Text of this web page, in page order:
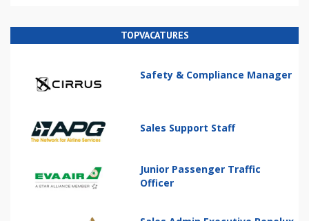
TOPVACATURES
Safety & Compliance Manager
Sales Support Staff
Junior Passenger Traffic
Officer